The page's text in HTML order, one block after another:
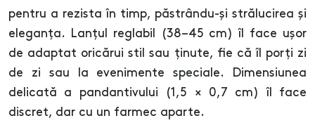
pentru a rezista în timp, păstrându-și strălucirea și
eleganța. Lanțul reglabil (38–45 cm) îl face ușor
de adaptat oricărui stil sau ținute, fie că îl porți zi
de zi sau la evenimente speciale. Dimensiunea
delicată a pandantivului (1,5 × 0,7 cm) îl face
discret, dar cu un farmec aparte.